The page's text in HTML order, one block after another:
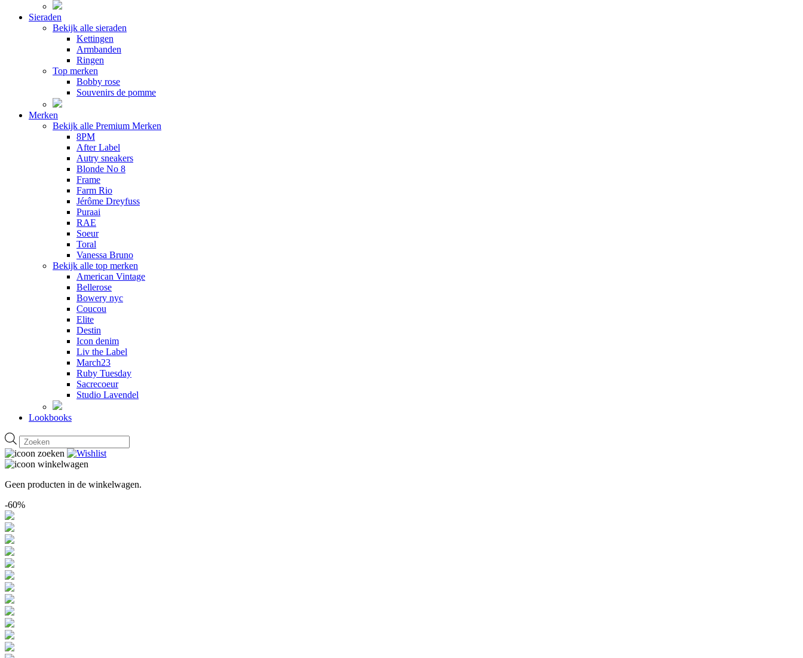
Sieraden
Bekijk alle sieraden
Kettingen
Armbanden
Ringen
Top merken
Bobby rose
Souvenirs de pomme
Merken
Bekijk alle Premium Merken
8PM
After Label
Autry sneakers
Blonde No 8
Frame
Farm Rio
Jérôme Dreyfuss
Puraai
RAE
Soeur
Toral
Vanessa Bruno
Bekijk alle top merken
American Vintage
Bellerose
Bowery nyc
Coucou
Elite
Destin
Icon denim
Liv the Label
March23
Ruby Tuesday
Sacrecoeur
Studio Lavendel
Lookbooks
Producten
zoeken
Geen producten in de winkelwagen.
-60%